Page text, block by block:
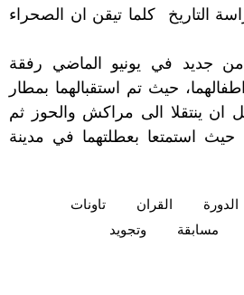
التاريخ كلما تيقن ان الصحراء
جديد في يونيو الماضي رفقة
حيث تم استقبالهما بمطار
ان ينتقلا الى مراكش والحوز ثم
حيث استمتعا بعطلتهما في مدينة
الدورة القران
تاونات
مسابقة وتجويد